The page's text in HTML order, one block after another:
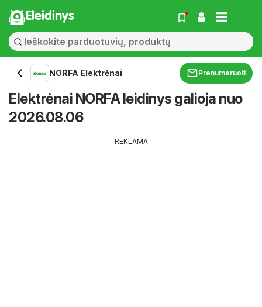
Eleidinys
NORFA Elektrėnai Prenumeruoti
Elektrėnai NORFA leidinys galioja nuo
2026.08.06
REKLAMA